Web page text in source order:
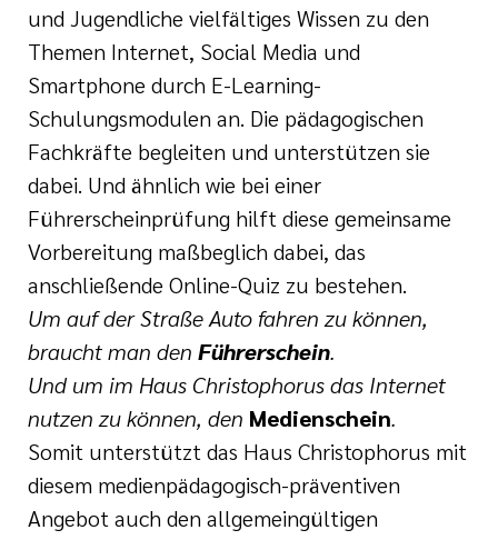
und Jugendliche vielfältiges Wissen zu den
Themen Internet, Social Media und
Smartphone durch E-Learning-
Schulungsmodulen an. Die pädagogischen
Fachkräfte begleiten und unterstützen sie
dabei. Und ähnlich wie bei einer
Führerscheinprüfung hilft diese gemeinsame
Vorbereitung maßbeglich dabei, das
anschließende Online-Quiz zu bestehen.
Um auf der Straße Auto fahren zu können,
braucht man den Führerschein.
Und um im Haus Christophorus das Internet
nutzen zu können, den Medienschein.
Somit unterstützt das Haus Christophorus mit
diesem medienpädagogisch-präventiven
Angebot auch den allgemeingültigen